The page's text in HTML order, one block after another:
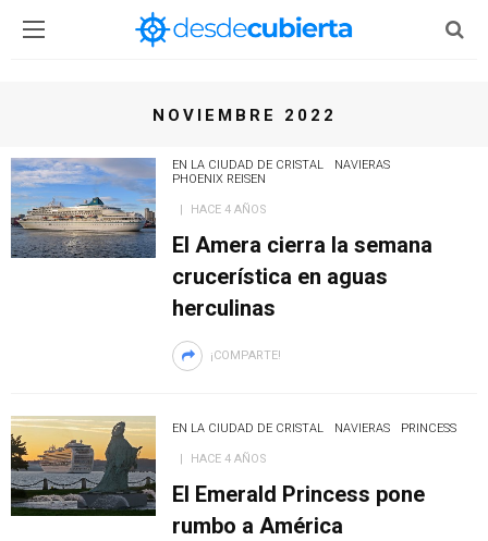
NOVIEMBRE 2022
EN LA CIUDAD DE CRISTAL
NAVIERAS
PHOENIX REISEN
HACE 4 AÑOS
El Amera cierra la semana
crucerística en aguas
herculinas
¡COMPARTE!
EN LA CIUDAD DE CRISTAL NAVIERAS PRINCESS
HACE 4 AÑOS
El Emerald Princess pone
rumbo a América